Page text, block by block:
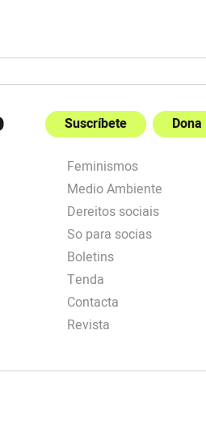
Suscríbete Dona
Feminismos
Medio Ambiente
Dereitos sociais
So para socias
Boletins
Tenda
Contacta
Revista